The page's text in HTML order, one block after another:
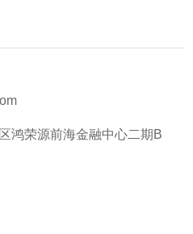
鸿荣源前海金融中心二期B